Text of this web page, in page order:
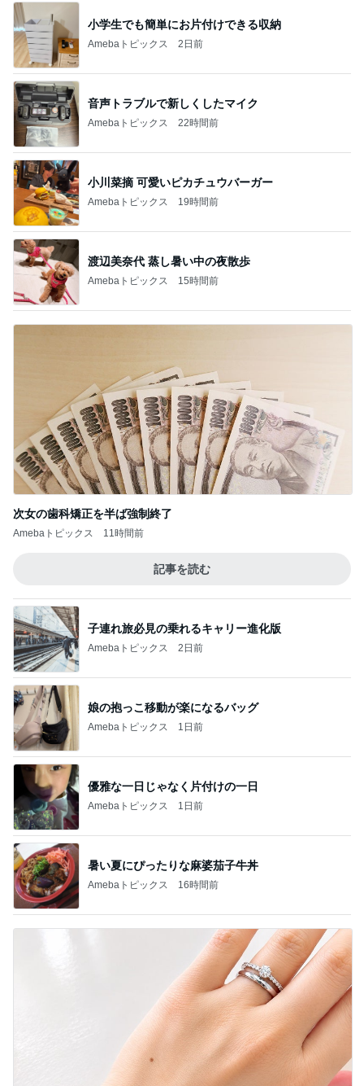
小学生でも簡単にお片付けできる収納
Amebaトピックス 2日前
音声トラブルで新しくしたマイク
Amebaトピックス 22時間前
小川菜摘 可愛いピカチュウバーガー
Amebaトピックス 19時間前
渡辺美奈代 蒸し暑い中の夜散歩
Amebaトピックス 15時間前
次女の歯科矯正を半ば強制終了
Amebaトピックス 11時間前
記事を読む
子連れ旅必見の乗れるキャリー進化版
Amebaトピックス 2日前
娘の抱っこ移動が楽になるバッグ
Amebaトピックス 1日前
優雅な一日じゃなく片付けの一日
Amebaトピックス 1日前
暑い夏にぴったりな麻婆茄子牛丼
Amebaトピックス 16時間前